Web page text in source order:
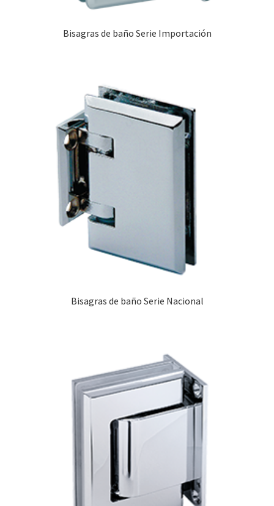
Bisagras de baño Serie Importación
Bisagras de baño Serie Nacional